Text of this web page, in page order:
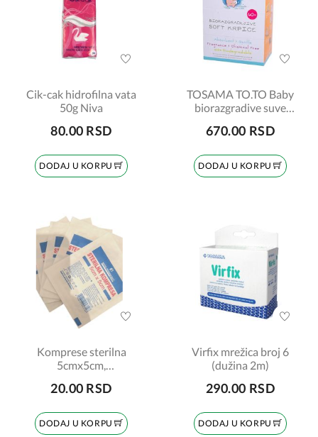
Cik-cak hidrofilna vata
50g Niva
80.00 RSD
DODAJ U KORPU
TOSAMA TO.TO Baby
biorazgradive suve
670.00 RSD
DODAJ U KORPU
Komprese sterilna
5cmx5cm,
20.00 RSD
DODAJ U KORPU
Virfix mrežica broj 6
(dužina 2m)
290.00 RSD
DODAJ U KORPU